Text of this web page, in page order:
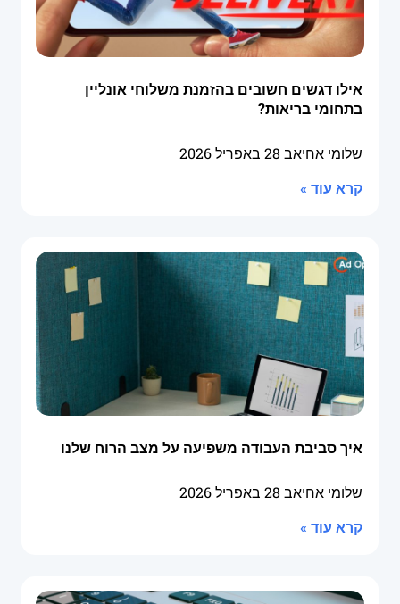
אילו דגשים חשובים בהזמנת משלוחי אונליין
בתחומי בריאות?
שלומי אחיאב 28 באפריל 2026
קרא עוד »
איך סביבת העבודה משפיעה על מצב הרוח שלנו
שלומי אחיאב 28 באפריל 2026
קרא עוד »